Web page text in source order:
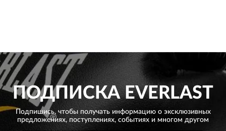
ПОДПИСКАEVERLAST
Подпишись, чтобы получать информацию о эксклюзивных
предложениях, поступлениях, событиях и многом другом